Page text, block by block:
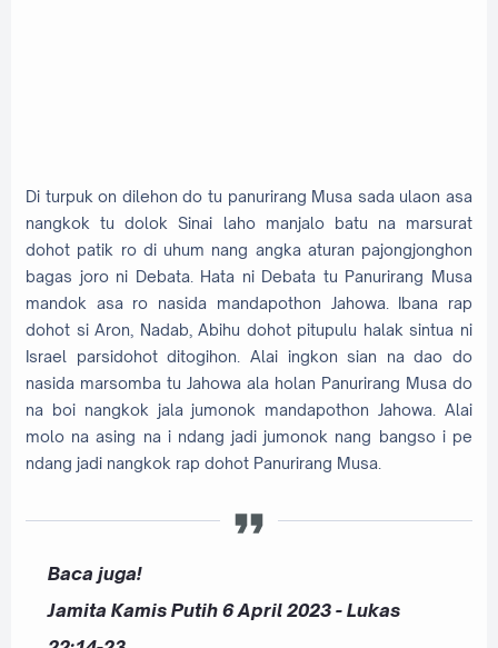
Di turpuk on dilehon do tu panurirang Musa sada ulaon asa
nangkok tu dolok Sinai laho manjalo batu na marsurat
dohot patik ro di uhum nang angka aturan pajongjonghon
bagas joro ni Debata. Hata ni Debata tu Panurirang Musa
mandok asa ro nasida mandapothon Jahowa. Ibana rap
dohot si Aron, Nadab, Abihu dohot pitupulu halak sintua ni
Israel parsidohot ditogihon. Alai ingkon sian na dao do
nasida marsomba tu Jahowa ala holan Panurirang Musa do
na boi nangkok jala jumonok mandapothon Jahowa. Alai
molo na asing na i ndang jadi jumonok nang bangso i pe
ndang jadi nangkok rap dohot Panurirang Musa.
Baca juga!
Jamita Kamis Putih 6 April 2023 - Lukas